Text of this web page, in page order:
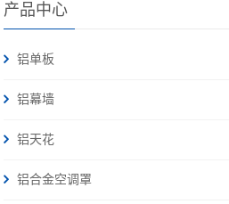
产品中心
铝单板
铝幕墙
铝天花
铝合金空调罩